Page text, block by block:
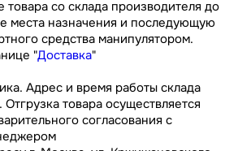
товара со склада производителя до
места назначения и последующую
средства манипулятором.
"Доставка"
Адрес и время работы склада
товара осуществляется
согласования с